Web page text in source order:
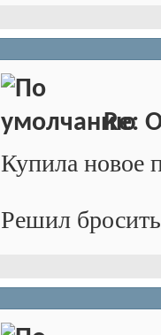
Re:
Купила новое
Решил